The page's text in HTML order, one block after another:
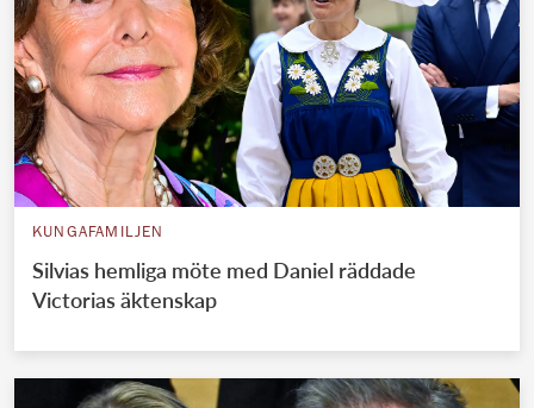
KUNGAFAMILJEN
Silvias hemliga möte med Daniel räddade
Victorias äktenskap